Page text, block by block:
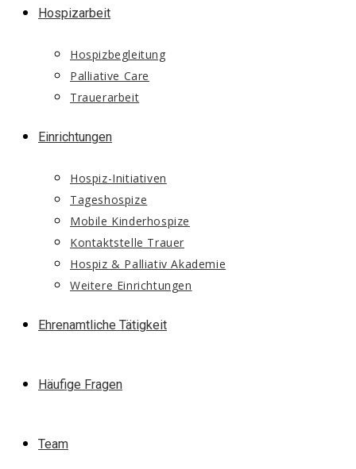
Hospizarbeit
Hospizbegleitung
Palliative Care
Trauerarbeit
Einrichtungen
Hospiz-Initiativen
Tageshospize
Mobile Kinderhospize
Kontaktstelle Trauer
Hospiz & Palliativ Akademie
Weitere Einrichtungen
Ehrenamtliche Tätigkeit
Häufige Fragen
Team